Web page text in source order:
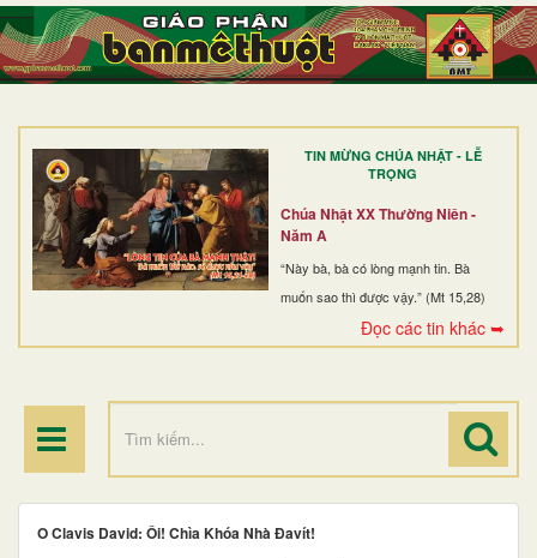
TIN MỪNG CHÚA NHẬT - LỄ
TRỌNG
Chúa Nhật XX Thường Niên -
Năm A
“Này bà, bà có lòng mạnh tin. Bà
muốn sao thì được vậy.” (Mt 15,28)
Đọc các tin khác ➥
TRANG NHẤT
GIỚI THIỆU
DÒNG TU
BAN MỤC VỤ
ĐOÀN THỂ CG
ĐIỂM HÀNH HƯƠNG
O Clavis David: Ôi! Chìa Khóa Nhà Đavít!